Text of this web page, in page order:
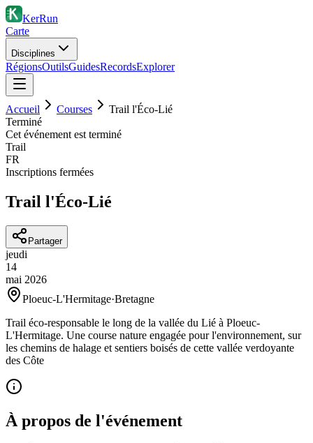
KerRun
Carte
Disciplines
RégionsOutilsGuidesRecordsExplorer
Accueil Courses
Trail l'Éco-Lié
Terminé
Cet événement est terminé
Trail
FR
Inscriptions fermées
Trail l'Éco-Lié
Partager
jeudi
14
mai 2026
Ploeuc-L'Hermitage·Bretagne
Trail éco-responsable le long de la vallée du Lié à Ploeuc-
L'Hermitage. Une course nature engagée pour l'environnement, sur
les chemins de halage et sentiers boisés de cette vallée verdoyante
des Côte
À propos de l'événement